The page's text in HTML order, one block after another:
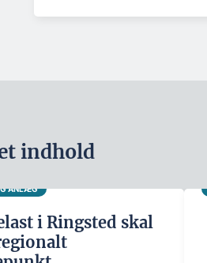
indhold
ANLÆG
i Ringsted skal